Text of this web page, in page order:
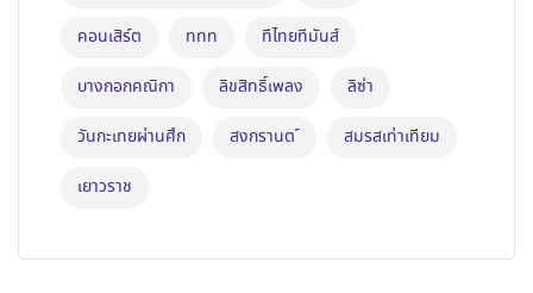
คอนเสิร์ต ททท ทีไทยทีมันส์
บางกอกคณิกา ลิขสิทธิ์เพลง ลิซ่า
วันกะเทยผ่านศึก สงกรานต ์ สมรสเท่าเทียม
เยาวราช